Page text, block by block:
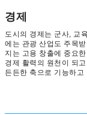
경제
도시의 경제는 군사, 교
에는 관광 산업도 주목
지는 고용 창출에 중요
경제 활력의 원천이 되
든든한 축으로 기능하고